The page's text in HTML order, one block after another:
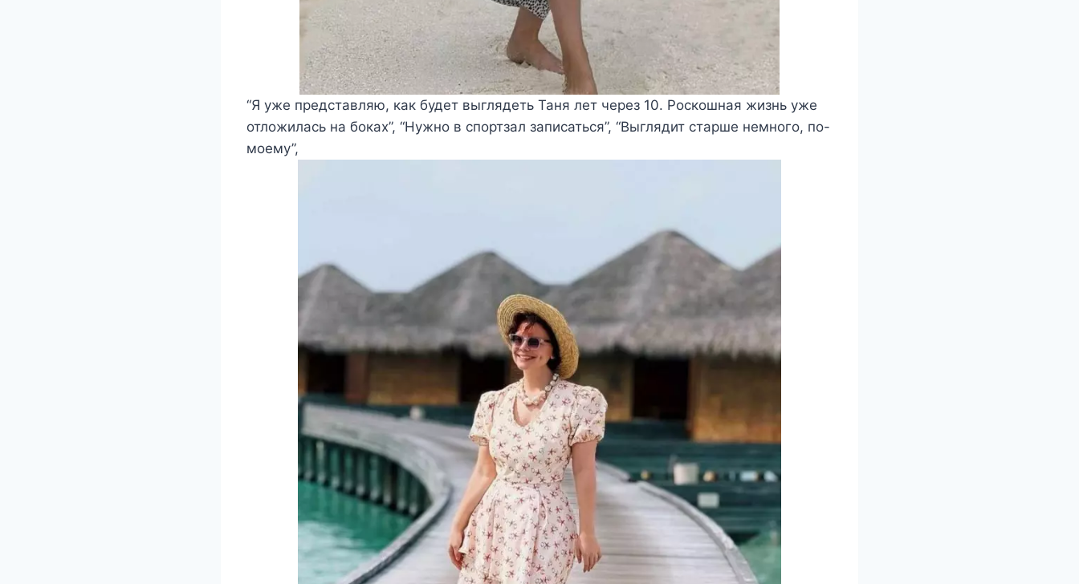
“Я уже представляю, как будет выглядеть Таня лет через 10. Роскошная жизнь уже
отложилась на боках”, “Нужно в спортзал записаться”, “Выглядит старше немного, по-
моему”,